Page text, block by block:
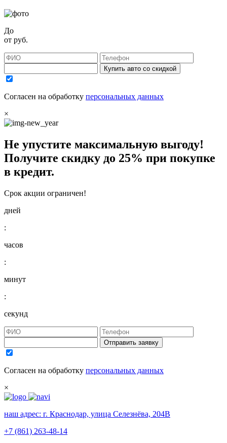
До
от руб.
Купить авто со скидкой
Согласен на обработку персональных данных
×
Не упустите максимальную выгоду!
Получите скидку до 25% при покупке
в кредит.
Срок акции ограничен!
дней
:
часов
:
минут
:
секунд
Отправить заявку
Согласен на обработку персональных данных
×
наш адрес: г. Краснодар, улица Селезнёва, 204В
+7 (861) 263-48-14